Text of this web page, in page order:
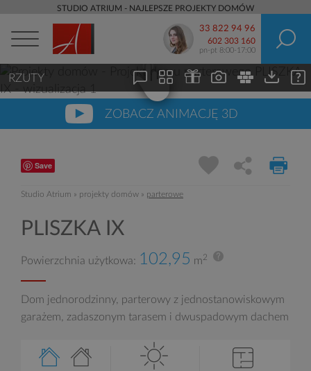
STUDIO ATRIUM - NAJLEPSZE PROJEKTY DOMÓW
33 822 94 96
602 303 160
pn-pt 8:00-17:00
ZOBACZ ANIMACJĘ 3D
Save
Studio Atrium » projekty domów » parterowe
PLISZKA IX
Powierzchnia użytkowa: 102,95 m2
Dom jednorodzinny, parterowy z jednostanowiskowym
garażem, zadaszonym tarasem i dwuspadowym dachem
RZUTY